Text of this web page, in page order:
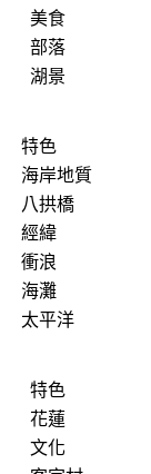
美食
部落
湖景
特色
海岸地質
八拱橋
經緯
衝浪
海灘
太平洋
特色
花蓮
文化